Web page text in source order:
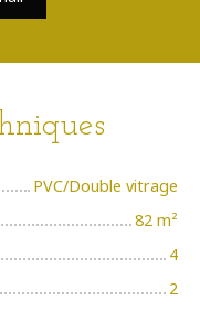
PVC/Double vitrage
82 m²
4
2